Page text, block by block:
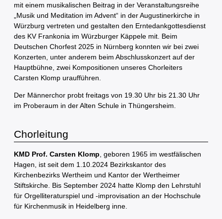
mit einem musikalischen Beitrag in der Veranstaltungsreihe
„Musik und Meditation im Advent“ in der Augustinerkirche in
Würzburg vertreten und gestalten den Erntedankgottesdienst
des KV Frankonia im Würzburger Käppele mit. Beim
Deutschen Chorfest 2025 in Nürnberg konnten wir bei zwei
Konzerten, unter anderem beim Abschlusskonzert auf der
Hauptbühne, zwei Kompositionen unseres Chorleiters
Carsten Klomp uraufführen.
Der Männerchor probt freitags von 19.30 Uhr bis 21.30 Uhr
im Proberaum in der Alten Schule in Thüngersheim.
Chorleitung
KMD Prof. Carsten Klomp, geboren 1965 im westfälischen
Hagen, ist seit dem 1.10.2024 Bezirkskantor des
Kirchenbezirks Wertheim und Kantor der Wertheimer
Stiftskirche. Bis September 2024 hatte Klomp den Lehrstuhl
für Orgelliteraturspiel und -improvisation an der Hochschule
für Kirchenmusik in Heidelberg inne.